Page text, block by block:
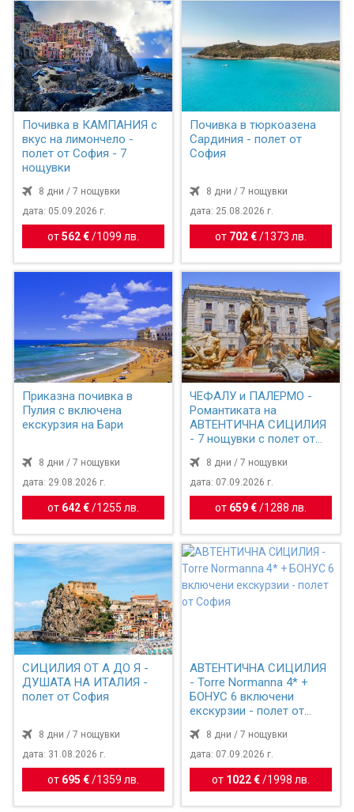
Почивка в КАМПАНИЯ с
вкус на лимончело -
полет от София - 7
нощувки
8 дни / 7 нощувки
дата: 05.09.2026 г.
от562 € / 1099 лв.
Почивка в тюркоазена
Сардиния - полет от
София
8 дни / 7 нощувки
дата: 25.08.2026 г.
от 702 €/ 1373 лв.
Приказна почивка в
Пулия с включена
екскурзия на Бари
8 дни / 7 нощувки
дата: 29.08.2026 г.
от 642 € / 1255 лв.
ЧЕФАЛУ и ПАЛЕРМО -
Романтиката на
АВТЕНТИЧНА СИЦИЛИЯ
- 7 нощувки с полет от
8 дни / 7 нощувки
дата: 07.09.2026 г.
от 659 €/ 1288 лв.
СИЦИЛИЯ ОТ А ДО Я -
ДУШАТА НА ИТАЛИЯ -
полет от София
8 дни / 7 нощувки
дата: 31.08.2026 г.
от 695 € / 1359 лв.
АВТЕНТИЧНА СИЦИЛИЯ
- Torre Normanna 4* +
БОНУС 6 включени
екскурзии - полет от
8 дни / 7 нощувки
дата: 07.09.2026 г.
от 1022 €/ 1998 лв.